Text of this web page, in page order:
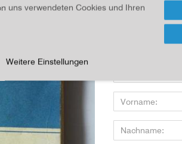
uns verwendeten Cookies und Ihren
Weitere Einstellungen